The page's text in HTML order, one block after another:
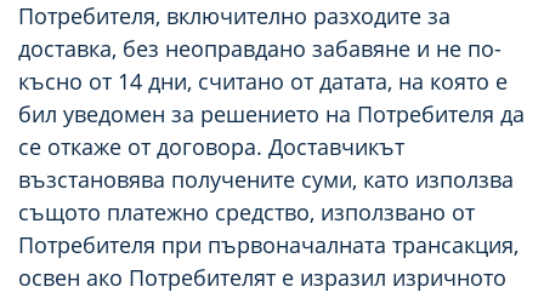
Потребителя, включително разходите за
доставка, без неоправдано забавяне и не по-
късно от 14 дни, считано от датата, на която е
бил уведомен за решението на Потребителя да
се откаже от договора. Доставчикът
възстановява получените суми, като използва
същото платежно средство, използвано от
Потребителя при първоначалната трансакция,
освен ако Потребителят е изразил изричното